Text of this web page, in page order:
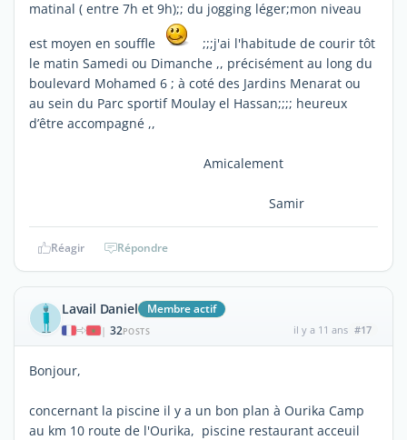
matinal ( entre 7h et 9h);; du jogging léger;mon niveau
est moyen en souffle
;;;j'ai l'habitude de courir tôt
le matin Samedi ou Dimanche ,, précisément au long du
boulevard Mohamed 6 ; à coté des Jardins Menarat ou
au sein du Parc sportif Moulay el Hassan;;;; heureux
d’être accompagné ,,
Amicalement
Samir
Réagir Répondre
Lavail Daniel Membre actif
| 32POSTS il y a 11 ans #17
Bonjour,
concernant la piscine il y a un bon plan à Ourika Camp
au km 10 route de l'Ourika, piscine restaurant acceuil